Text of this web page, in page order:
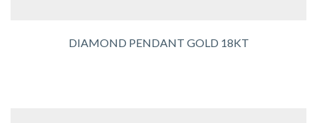
DIAMOND PENDANT GOLD 18KT